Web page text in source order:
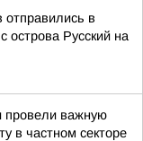
отправились в
острова Русский на
провели важную
в частном секторе